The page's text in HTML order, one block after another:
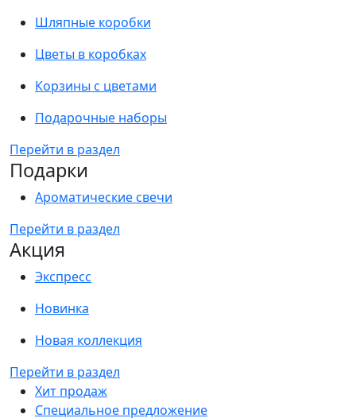
Шляпные коробки
Цветы в коробках
Корзины с цветами
Подарочные наборы
Перейти в раздел
Подарки
Ароматические свечи
Перейти в раздел
Акция
Экспресс
Новинка
Новая коллекция
Перейти в раздел
Хит продаж
Специальное предложение